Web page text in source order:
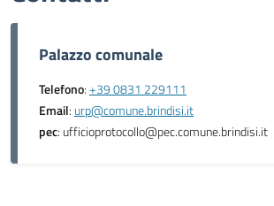
Palazzo comunale
Telefono:+39 0831 229111
Email: urp@comune.brindisi.it
pec: ufficioprotocollo@pec.comune.brindisi.it